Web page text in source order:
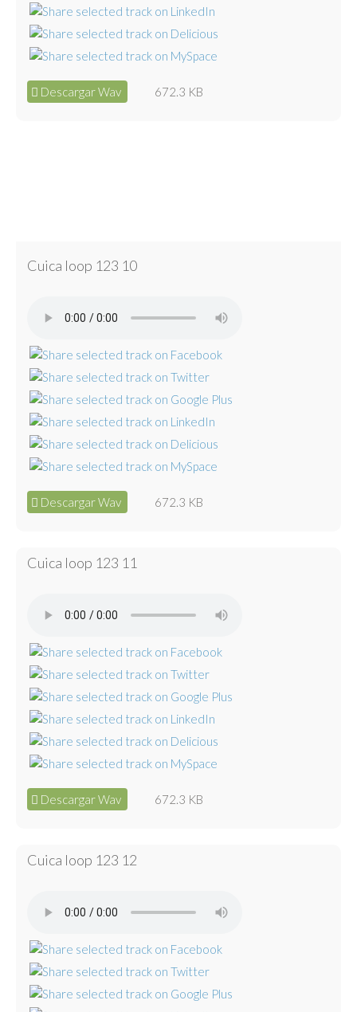
Descargar Wav 672.3 KB
Cuica loop 123 10
Descargar Wav 672.3 KB
Cuica loop 123 11
Descargar Wav 672.3 KB
Cuica loop 123 12